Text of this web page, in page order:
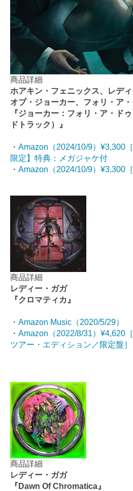
商品詳細
ホアキン・フェニックス、レデ
オブ・ジョーカー、フォリ・ア・
『ジョーカー：フォリ・ア・ド
ドトラック）』
・ Amazon（2024/10/9）¥3,300
限定】特典：メガジャケ付
・ Amazon（2024/10/9）¥3,300［
商品詳細
レディー・ガガ
『クロマティカ』
・ Amazon Music（2020/5/29）
・ Amazon（2022/8/31）¥4,620
ツアー・エディション／限定盤］
商品詳細
レディー・ガガ
『Dawn Of Chromatica』